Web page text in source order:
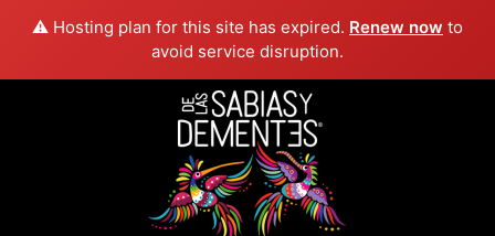
⚠️ Hosting plan for this site has expired. Renew now to
avoid service disruption.